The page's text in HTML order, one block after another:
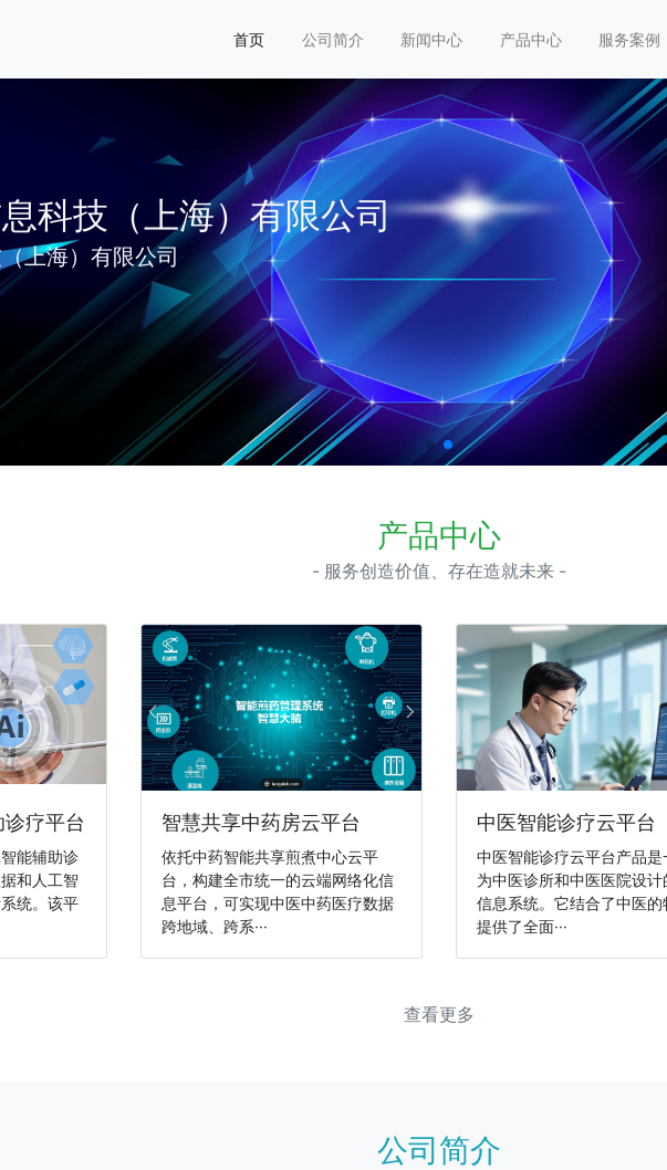
首页 公司简介 新闻中心 产品中心 服务案例
科技（上海）有限公司
上海）有限公司
产品中心
- 服务创造价值、存在造就未来 -
疗平台
能辅助诊
和人工智
统。该平
智慧共享中药房云平台
依托中药智能共享煎煮中心云平
台，构建全市统一的云端网络化信
息平台，可实现中医中药医疗数据
跨地域、跨系···
中医智能诊疗云平台
中医智能诊疗云平台产品是
为中医诊所和中医医院设计
信息系统。它结合了中医的
提供了全面···
查看更多
公司简介